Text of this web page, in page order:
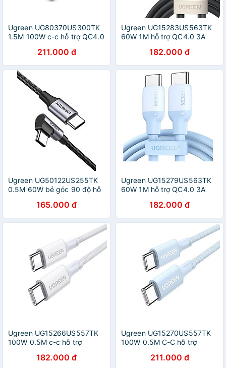
Ugreen UG80370US300TK
1.5M 100W c-c hỗ trợ QC4.0
dữ liệu 2 đầu USB-C dây
nhựa Màu Trắng - HÀNG
CHÍNH HÃNG
211.000 đ
Ugreen UG15283US563TK
60W 1M hỗ trợ QC4.0 3A
liệu 2 đầu USB-C c-c dây
nhựa Màu Đen - HÀNG
CHÍNH HÃNG
182.000 đ
Ugreen UG50122US255TK
0.5M 60W bẻ góc 90 độ hỗ
type C màu đen mạ nickel
đầu bọc nhôm - HÀNG
CHÍNH HÃNG
165.000 đ
Ugreen UG15279US563TK
60W 1M hỗ trợ QC4.0 3A
liệu 2 đầu USB-C c-c dây
nhựa Màu Xanh - HÀNG
CHÍNH HÃNG
182.000 đ
Ugreen UG15266US557TK
100W 0.5M c-c hỗ trợ
truyền dữ liệu 2 đầu USB-C
182.000 đ
Ugreen UG15270US557TK
100W 0.5M C-C hỗ trợ
truyền dữ liệu 2 đầu USB-C
211.000 đ